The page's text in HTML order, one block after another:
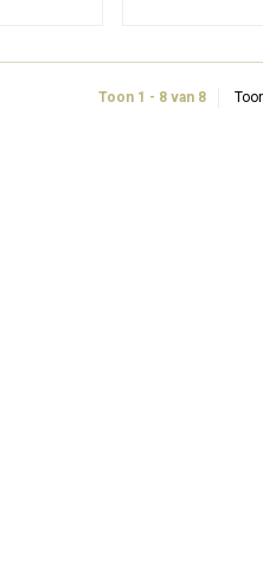
bio-
microflora met
Toon 1 - 8 van 8